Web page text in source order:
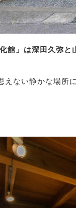
館」は深田久弥
えない静かな場所